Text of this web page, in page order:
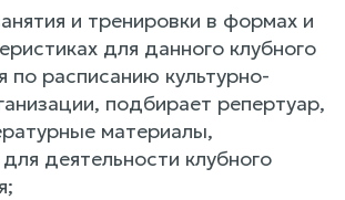
и тренировки в формах и
для данного клубного
по расписанию культурно-
подбирает репертуар,
материалы,
деятельности клубного